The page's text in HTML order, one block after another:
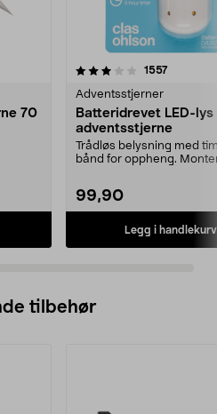
70
1557
Adventsstjerner
Batteridrevet LED-lys
adventsstjerne
Trådløs belysning med
bånd for oppheng.
99,90
Legg i handlekurv
4.5 av 5 stjerner
tilbehør